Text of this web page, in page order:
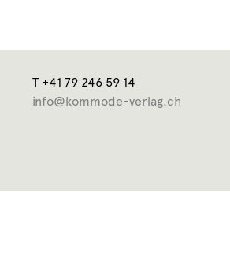
T +41 79 246 59 14
info@kommode-verlag.ch